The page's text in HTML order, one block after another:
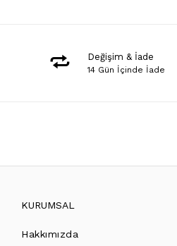
Değişim & İade
14 Gün İçinde İade
KURUMSAL
Hakkımızda